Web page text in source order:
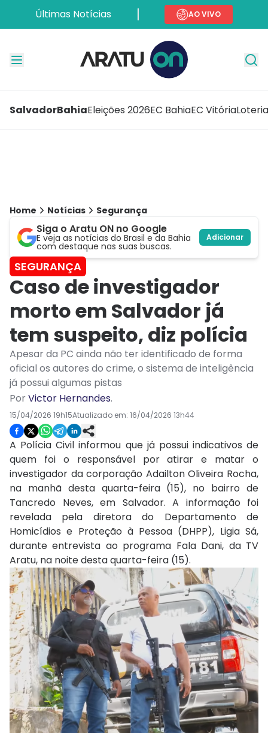
Últimas Notícias AO VIVO
SalvadorBahiaEleições 2026EC BahiaEC Vitória
Home Notícias Segurança
Siga o Aratu ON no Google
E veja as notícias do Brasil e da Bahia
com destaque nas suas buscas.
Adicionar
SEGURANÇA
Caso de investigador
morto em Salvador já
tem suspeito, diz polícia
Apesar da PC ainda não ter identificado de forma
oficial os autores do crime, o sistema de inteligência
já possui algumas pistas
PorVictor Hernandes.
15/04/2026 19h15Atualizado em: 16/04/2026 13h44
A Polícia Civil informou que já possui indicativos de
quem foi o responsável por atirar e matar o
investigador da corporação Adailton Oliveira Rocha,
na manhã desta quarta-feira (15), no bairro de
Tancredo Neves, em Salvador. A informação foi
revelada pela diretora do Departamento de
Homicídios e Proteção à Pessoa (DHPP), Ligia Sá,
durante entrevista ao programa Fala Dani, da TV
Aratu, na noite desta quarta-feira (15).